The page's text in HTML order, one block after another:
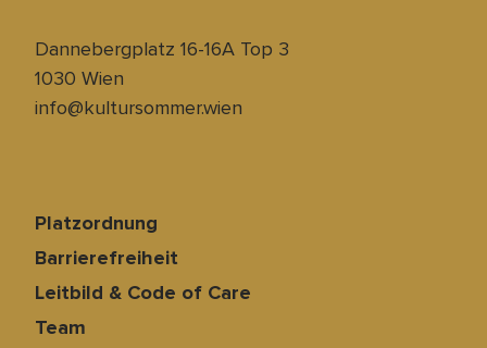
Dannebergplatz 16-16A Top 3
1030 Wien
info@kultursommer.wien
Platzordnung
Barrierefreiheit
Leitbild & Code of Care
Team